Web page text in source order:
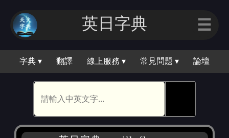
英日字典 ☰
字典 ▾ 翻譯 線上服務 ▾ 常見問題 ▾ 論壇